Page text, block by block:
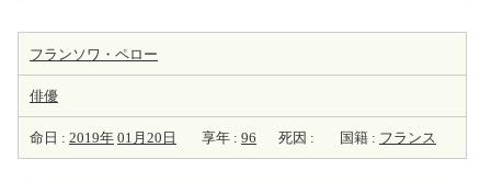
フランソワ・ペロー
俳優
命日 : 2019年 01月20日 享年 : 96 死因 : 国籍 : フランス